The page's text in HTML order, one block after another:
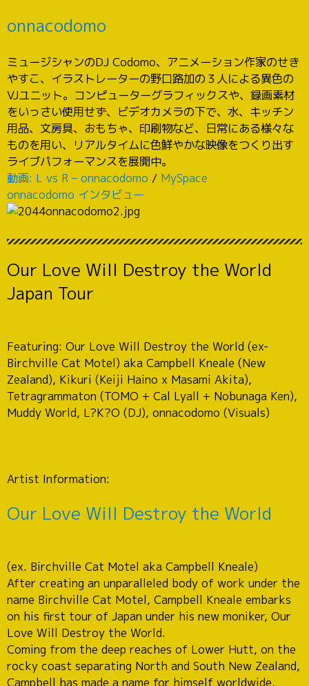
onnacodomo
ミュージシャンのDJ Codomo、アニメーション作家のせき
やすこ、イラストレーターの野口路加の３人による異色の
VJユニット。コンピューターグラフィックスや、録画素材
をいっさい使用せず、ビデオカメラの下で、水、キッチン
用品、文房具、おもちゃ、印刷物など、日常にある様々な
ものを用い、リアルタイムに色鮮やかな映像をつくり出す
ライブパフォーマンスを展開中。
動画: L vs R – onnacodomo / MySpace
onnacodomo インタビュー
Our Love Will Destroy the World
Japan Tour
Featuring: Our Love Will Destroy the World (ex-
Birchville Cat Motel) aka Campbell Kneale (New
Zealand), Kikuri (Keiji Haino x Masami Akita),
Tetragrammaton (TOMO + Cal Lyall + Nobunaga Ken),
Muddy World, L?K?O (DJ), onnacodomo (Visuals)
Artist Information:
Our Love Will Destroy the World
(ex. Birchville Cat Motel aka Campbell Kneale)
After creating an unparalleled body of work under the
name Birchville Cat Motel, Campbell Kneale embarks
on his first tour of Japan under his new moniker, Our
Love Will Destroy the World.
Coming from the deep reaches of Lower Hutt, on the
rocky coast separating North and South New Zealand,
Campbell has made a name for himself worldwide,